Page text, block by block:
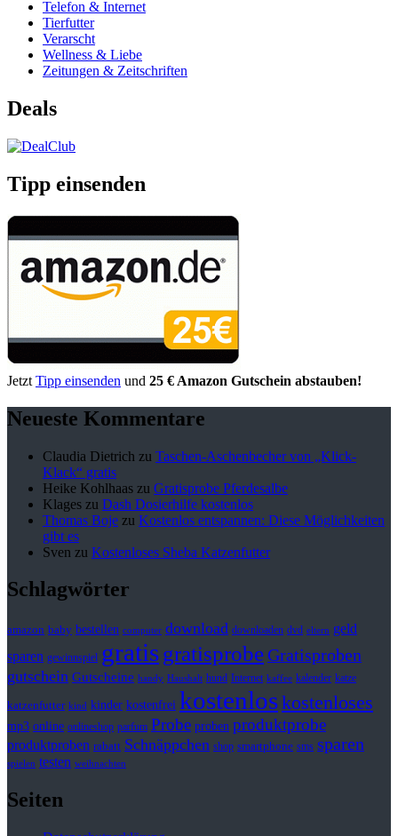
Telefon & Internet
Tierfutter
Verarscht
Wellness & Liebe
Zeitungen & Zeitschriften
Deals
Tipp einsenden
Jetzt Tipp einsenden und 25 € Amazon Gutschein abstauben!
Neueste Kommentare
Claudia Dietrich zu Taschen-Aschenbecher von „Klick-
Klack“ gratis
Heike Kohlhaas zu Gratisprobe Pferdesalbe
Klages zu Dash Dosierhilfe kostenlos
Thomas Boje zu Kostenlos entspannen: Diese Möglichkeiten
gibt es
Sven zu Kostenloses Sheba Katzenfutter
Schlagwörter
amazon baby bestellen computer download downloaden dvd eltern geld
sparen gewinnspiel gratisgratisprobeGratisproben
gutschein Gutscheine handy Haushalt hund Internet kaffee kalender katze
katzenfutter kind kinder kostenfrei kostenloskostenloses
mp3 online onlineshop parfum Probe proben produktprobe
produktproben rabatt Schnäppchen shop smartphone sms sparen
spielen testen weihnachten
Seiten